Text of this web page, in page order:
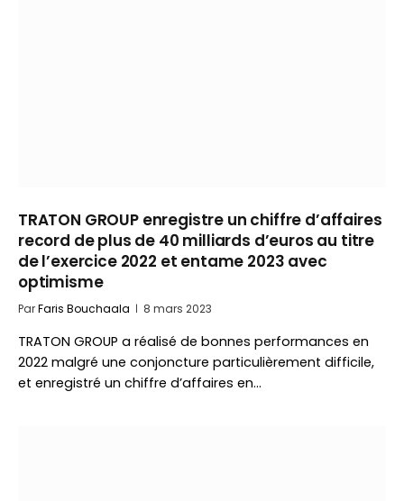
TRATON GROUP enregistre un chiffre d’affaires
record de plus de 40 milliards d’euros au titre
de l’exercice 2022 et entame 2023 avec
optimisme
ParFaris Bouchaala 8 mars 2023
TRATON GROUP a réalisé de bonnes performances en
2022 malgré une conjoncture particulièrement difficile,
et enregistré un chiffre d’affaires en…